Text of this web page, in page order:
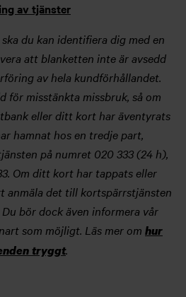
av tjänster
du kan identifiera dig med en
att blanketten inte är avsedd
av hela kundförhållandet.
för misstänkta missbruk, så om
eller ditt kort har äventyrats
hamnat hos en tredje part,
på numret 020 333 (24 h),
Om ditt kort har tappats eller
anmäla det till kortspärrstjänsten
bör dock även informera vår
som möjligt. Läs mer om hur
tryggt.